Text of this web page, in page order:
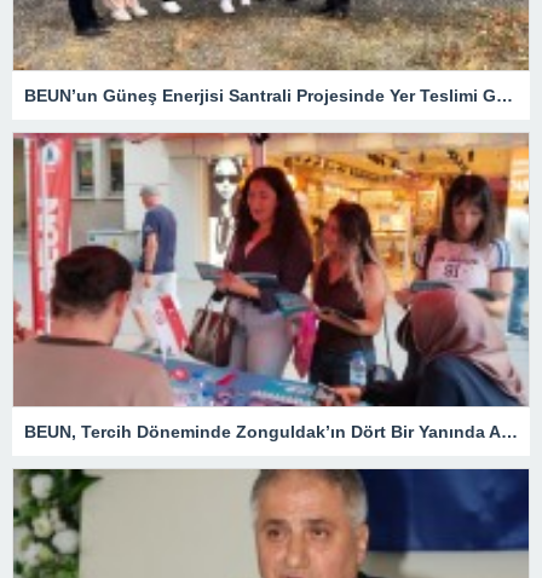
BEUN’un Güneş Enerjisi Santrali Projesinde Yer Teslimi Gerçekleştirildi
BEUN, Tercih Döneminde Zonguldak’ın Dört Bir Yanında Aday Öğrencilerle Buluşuyor